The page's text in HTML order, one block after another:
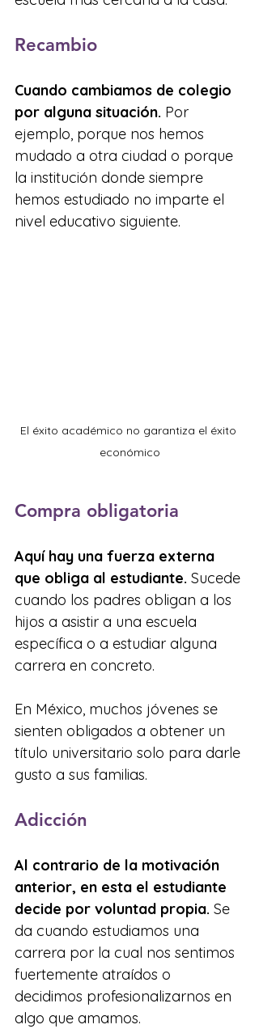
Recambio
Cuando cambiamos de colegio
por alguna situación. Por
ejemplo, porque nos hemos
mudado a otra ciudad o porque
la institución donde siempre
hemos estudiado no imparte el
nivel educativo siguiente.
El éxito académico no garantiza el éxito
económico
Compra obligatoria
Aquí hay una fuerza externa
que obliga al estudiante. Sucede
cuando los padres obligan a los
hijos a asistir a una escuela
específica o a estudiar alguna
carrera en concreto.
En México, muchos jóvenes se
sienten obligados a obtener un
título universitario solo para darle
gusto a sus familias.
Adicción
Al contrario de la motivación
anterior, en esta el estudiante
decide por voluntad propia. Se
da cuando estudiamos una
carrera por la cual nos sentimos
fuertemente atraídos o
decidimos profesionalizarnos en
algo que amamos.